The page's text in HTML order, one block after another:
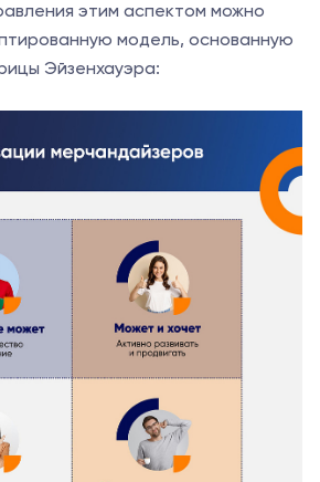
этим аспектом можно
модель, основанную
Эйзенхауэра: